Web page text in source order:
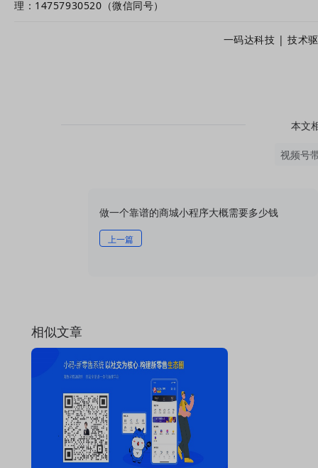
理： 14757930520（微信同号）
一码达科技 | 技术
本文
视频号
做一个靠谱的商城小程序大概需要多少钱
上一篇
相似文章